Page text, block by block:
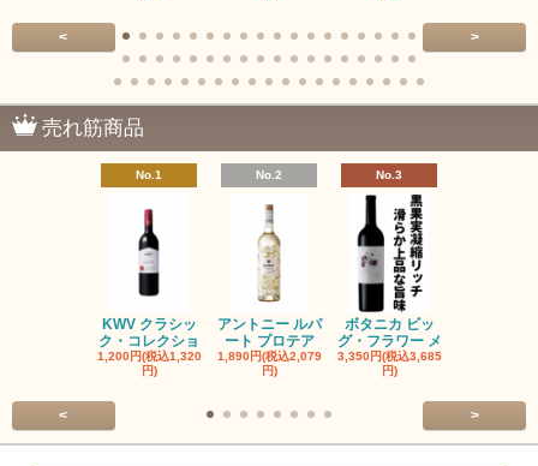
< >
売れ筋商品
No.1
KWV クラシッ
ク・コレクショ
1,200円(税込1,320
円)
No.2
アントニー ルパ
ート プロテア
1,890円(税込2,079
円)
No.3
ボタニカ ビッ
グ・フラワー メ
3,350円(税込3,685
円)
< >